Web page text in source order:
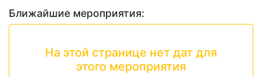
Ближайшие мероприятия:
На этой странице нет дат для
этого мероприятия